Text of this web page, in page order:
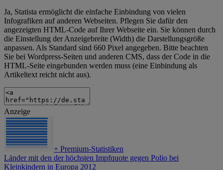
Ja, Statista ermöglicht die einfache Einbindung von vielen
Infografiken auf anderen Webseiten. Pflegen Sie dafür den
angezeigten HTML-Code auf Ihrer Webseite ein. Sie können durch
die Einstellung der Anzeigebreite (Width) die Darstellungsgröße
anpassen. Als Standard sind 660 Pixel angegeben. Bitte beachten
Sie bei Wordpress-Seiten und anderen CMS, dass der Code in die
HTML-Seite eingebunden werden muss (eine Einbindung als
Artikeltext reicht nicht aus).
Anzeige
+ Premium-Statistiken
Länder mit den der höchsten Impfquote gegen Polio bei
Kleinkindern in Europa 2012